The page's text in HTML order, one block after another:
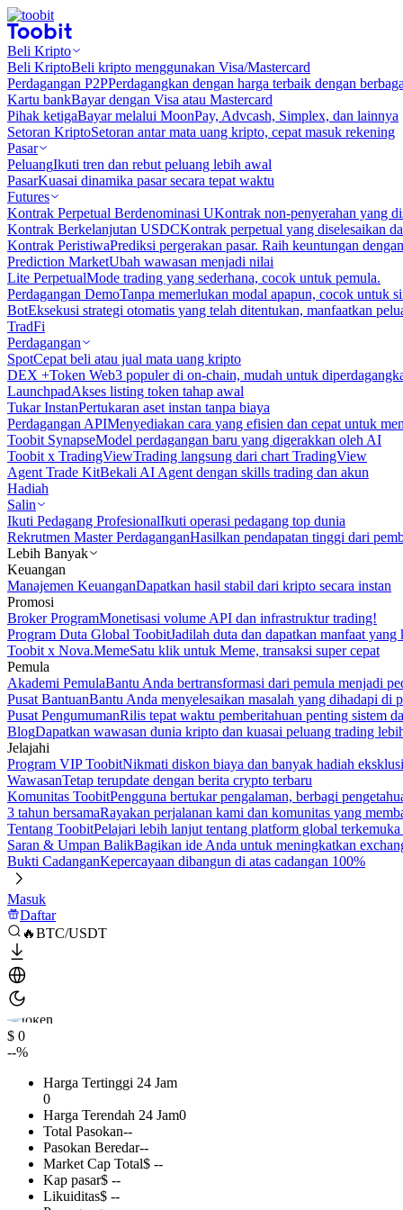
Beli Kripto
Beli KriptoBeli kripto menggunakan Visa/Mastercard
Perdagangan P2PPerdagangkan dengan harga terbaik dengan
Kartu bankBayar dengan Visa atau Mastercard
Pihak ketigaBayar melalui MoonPay, Advcash, Simplex, dan lainnya
Setoran KriptoSetoran antar mata uang kripto, cepat masuk rekening
Pasar
PeluangIkuti tren dan rebut peluang lebih awal
PasarKuasai dinamika pasar secara tepat waktu
Futures
Kontrak Perpetual Berdenominasi UKontrak non-penyerahan yang
Kontrak Berkelanjutan USDCKontrak perpetual yang diselesaikan
Kontrak PeristiwaPrediksi pergerakan pasar. Raih keuntungan
Prediction MarketUbah wawasan menjadi nilai
Lite PerpetualMode trading yang sederhana, cocok untuk pemula.
Perdagangan DemoTanpa memerlukan modal apapun, cocok untuk
BotEksekusi strategi otomatis yang telah ditentukan, manfaatkan
TradFi
Perdagangan
SpotCepat beli atau jual mata uang kripto
DEX +Token Web3 populer di on-chain, mudah untuk
LaunchpadAkses listing token tahap awal
Tukar InstanPertukaran aset instan tanpa biaya
Perdagangan APIMenyediakan cara yang efisien dan cepat untuk
Toobit SynapseModel perdagangan baru yang digerakkan oleh AI
Toobit x TradingViewTrading langsung dari chart TradingView
Agent Trade KitBekali AI Agent dengan skills trading dan akun
Hadiah
Salin
Ikuti Pedagang ProfesionalIkuti operasi pedagang top dunia
Rekrutmen Master PerdaganganHasilkan pendapatan tinggi dari
Lebih Banyak
Keuangan
Manajemen KeuanganDapatkan hasil stabil dari kripto secara instan
Promosi
Broker ProgramMonetisasi volume API dan infrastruktur trading!
Program Duta Global ToobitJadilah duta dan dapatkan manfaat
Toobit x Nova.MemeSatu klik untuk Meme, transaksi super cepat
Pemula
Akademi PemulaBantu Anda bertransformasi dari pemula menjadi
Pusat BantuanBantu Anda menyelesaikan masalah yang dihadapi di
Pusat PengumumanRilis tepat waktu pemberitahuan penting sistem
BlogDapatkan wawasan dunia kripto dan kuasai peluang trading
Jelajahi
Program VIP ToobitNikmati diskon biaya dan banyak hadiah
WawasanTetap terupdate dengan berita crypto terbaru
Komunitas ToobitPengguna bertukar pengalaman, berbagi
3 tahun bersamaRayakan perjalanan kami dan komunitas yang
Tentang ToobitPelajari lebih lanjut tentang platform global
Saran & Umpan BalikBagikan ide Anda untuk meningkatkan
Bukti CadanganKepercayaan dibangun di atas cadangan 100%
Masuk
Daftar
🔥BTC/USDT
$ 0
--%
Harga Tertinggi 24 Jam
0
Harga Terendah 24 Jam0
Total Pasokan--
Pasokan Beredar--
Market Cap Total$ --
Kap pasar$ --
Likuiditas$ --